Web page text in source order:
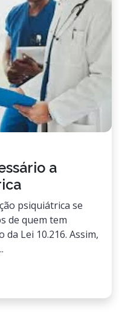
a
psiquiátrica se
de quem tem
Lei 10.216. Assim,